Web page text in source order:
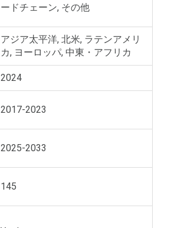
ードチェーン, その他
アジア太平洋, 北米, ラテンアメリ
カ, ヨーロッパ, 中東・アフリカ
2024
2017-2023
2025-2033
145